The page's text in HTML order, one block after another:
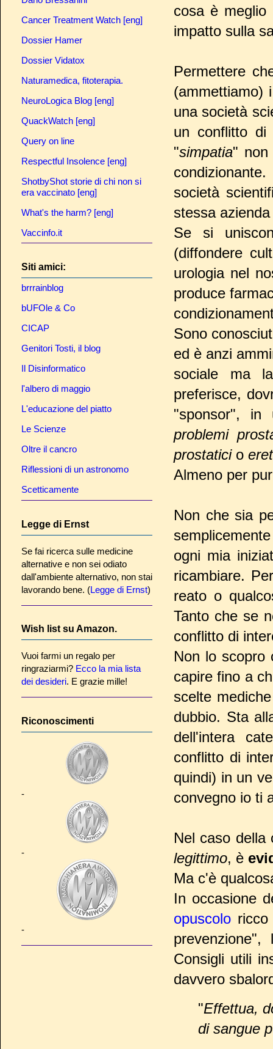
cosa è
impatto sulla
Permettere
(ammettiamo)
una società
un conflitto di
"simpatia" non
società
stessa
Se si
(diffondere
urologia nel
produce
Sono
ed è anzi
sociale ma
preferisce,
"sponsor", in
problemi
prostatici o
Almeno per
Non che sia
ogni mia
ricambiare.
reato o
Tanto che se
conflitto di
Non lo
capire fino a
scelte
dubbio. Sta
dell'intera
conflitto di
quindi) in un
convegno io ti
Nel caso della
legittimo, è
Ma c'è
In occasione
opuscolo
Consigli utili
davvero
"Effettua,
di sangue
Cancer Treatment Watch [eng]
Dossier Hamer
Dossier Vidatox
Naturamedica, fitoterapia.
NeuroLogica Blog [eng]
QuackWatch [eng]
Query on line
Respectful Insolence [eng]
ShotbyShot storie di chi non si
era vaccinato [eng]
What's the harm? [eng]
Vaccinfo.it
Siti amici:
brrrainblog
bUFOle & Co
CICAP
Genitori Tosti, il blog
Il Disinformatico
l'albero di maggio
L'educazione del piatto
Le Scienze
Oltre il cancro
Riflessioni di un astronomo
Scetticamente
Legge di Ernst
Se fai ricerca sulle medicine
alternative e non sei odiato
dall'ambiente alternativo, non stai
lavorando bene. (Legge di Ernst)
Wish list su Amazon.
Vuoi farmi un regalo per
ringraziarmi? Ecco la mia lista
dei desideri. E grazie mille!
Riconoscimenti
-
-
-